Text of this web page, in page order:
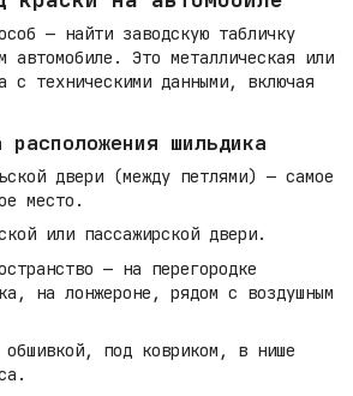
— найти заводскую табличку
автомобиле. Это металлическая или
с техническими данными, включая
расположения шильдика
двери (между петлями) — самое
место.
или пассажирской двери.
— на перегородке
на лонжероне, рядом с воздушным
обшивкой, под ковриком, в нише